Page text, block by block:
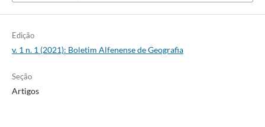
Edição
v. 1 n. 1 (2021): Boletim Alfenense de Geografia
Seção
Artigos